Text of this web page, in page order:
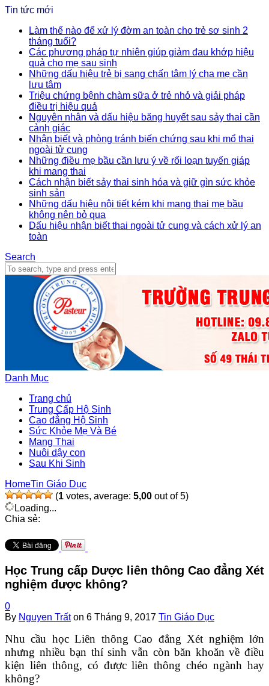
Tin tức mới
Làm thế nào để xử lý đờm an toàn cho trẻ sơ sinh 2
tháng tuổi?
Các phương pháp tự nhiên giúp giảm đau khớp hiệu
quả cho mẹ sau sinh
Những dấu hiệu trẻ bị sang chấn tâm lý cha mẹ cần
lưu tâm
Triệu chứng bệnh chàm sữa ở trẻ nhỏ và giải pháp
điều trị hiệu quả
Nguyên nhân và dấu hiệu băng huyết sau sảy thai cần
cảnh giác
Nhận biết và phòng tránh biến chứng sau khi mổ thai
ngoài tử cung
Những điều mẹ bầu cần lưu ý về rối loạn tuyến giáp
khi mang thai
Cách nhận biết sảy thai sinh hóa và giữ gìn sức khỏe
sinh sản
Những dấu hiệu nội tiết kém khi mang thai mẹ bầu
không nên bỏ qua
Dấu hiệu nhận biết thai ngoài tử cung và cách xử lý an
toàn
Search
Danh Mục
Trang chủ
Trung Cấp Hộ Sinh
Cao đẳng Hộ Sinh
Sức Khỏe Mẹ Và Bé
Mang Thai
Nuôi dậy con
Sau Khi Sinh
HomeTin Giáo Dục
(1 votes, average: 5,00 out of 5)
Loading...
Chia sẻ:
Học Trung cấp Dược liên thông Cao đẳng Xét
nghiệm được không?
0
By Nguyen Trất on 6 Tháng 9, 2017 Tin Giáo Dục
Nhu cầu học Liên thông Cao đẳng Xét nghiệm lớn
nhưng nhiều bạn thí sinh vẫn còn băn khoăn về điều
kiện liên thông, có được liên thông chéo ngành hay
không?